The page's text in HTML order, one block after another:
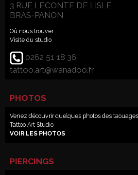
3 RUE LECONTE DE LISLE
BRAS-PANON
Où nous trouver
Visite du studio
0262 51 18 36
tattoo.art@wanadoo.fr
PHOTOS
Venez découvrir quelques photos des
Tattoo Art Studio
VOIR LES PHOTOS
PIERCINGS